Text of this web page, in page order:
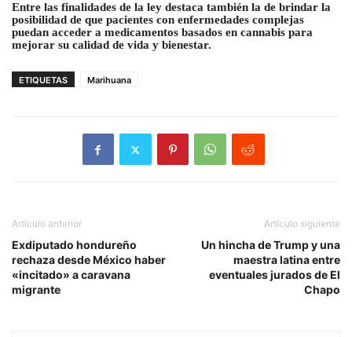
Entre las finalidades de la ley destaca también la de brindar la
posibilidad de que pacientes con enfermedades complejas
puedan acceder a medicamentos basados en cannabis para
mejorar su calidad de vida y bienestar.
ETIQUETAS Marihuana
Artículo anterior
Exdiputado hondureño
rechaza desde México haber
«incitado» a caravana
migrante
Artículo siguiente
Un hincha de Trump y una
maestra latina entre
eventuales jurados de El
Chapo